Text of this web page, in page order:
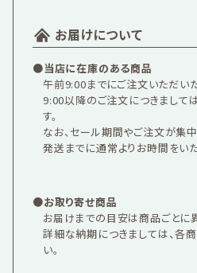
お届けについて
●当店に在庫のある商品
午前9:00までにご注文いただい
9:00以降のご注文につきまして
す。
なお、セール期間やご注文が集
発送までに通常よりお時間をい
●お取り寄せ商品
お届けまでの目安は商品ごとに
詳細な納期につきましては、各
い。